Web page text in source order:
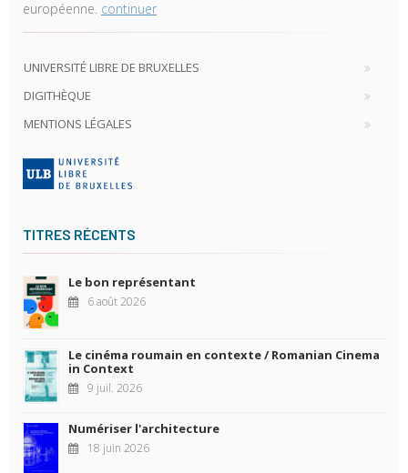
européenne. continuer
UNIVERSITÉ LIBRE DE BRUXELLES
DIGITHÈQUE
MENTIONS LÉGALES
TITRES RÉCENTS
Le bon représentant
6 août 2026
Le cinéma roumain en contexte / Romanian Cinema
in Context
9 juil. 2026
Numériser l'architecture
18 juin 2026